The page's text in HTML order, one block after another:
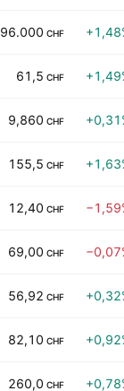
96.000 CHF
61,5 CHF
9,860 CHF
155,5 CHF
12,40 CHF
69,00 CHF
56,92 CHF
82,10 CHF
260,0 CHF